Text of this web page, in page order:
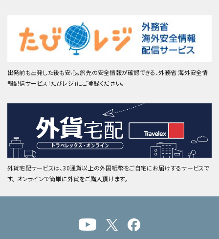
出発前も出発した後も安心。旅先の安全情報が確認できる、外務省 海外安全情
報配信サービス「たびレジ」にご登録ください。
外貨宅配サービスは、30通貨以上の外国紙幣をご自宅にお届けするサービスで
す。 オンラインで簡単に外貨をご購入頂けます。